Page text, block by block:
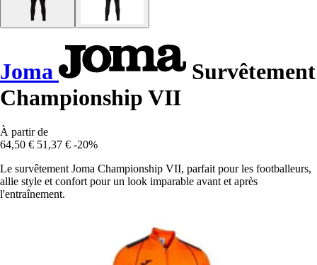
Joma
Survêtement
Championship VII
À partir de
64,50 € 51,37 € -20%
Le survêtement Joma Championship VII, parfait pour les footballeurs,
allie style et confort pour un look imparable avant et après
l'entraînement.